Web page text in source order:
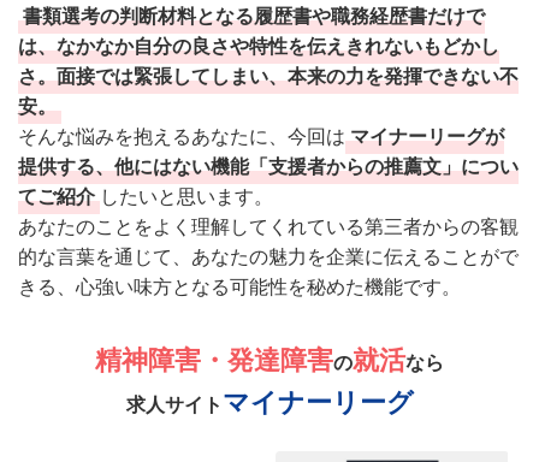
書類選考の判断材料となる履歴書や職務経歴書だけで
は、なかなか自分の良さや特性を伝えきれないもどかし
さ。面接では緊張してしまい、本来の力を発揮できない不
安。
そんな悩みを抱えるあなたに、今回は マイナーリーグが
提供する、他にはない機能「支援者からの推薦文」につい
てご紹介 したいと思います。
あなたのことをよく理解してくれている第三者からの客観
的な言葉を通じて、あなたの魅力を企業に伝えることがで
きる、心強い味方となる可能性を秘めた機能です。
精神障害・発達障害の就活なら
求人サイトマイナーリーグ